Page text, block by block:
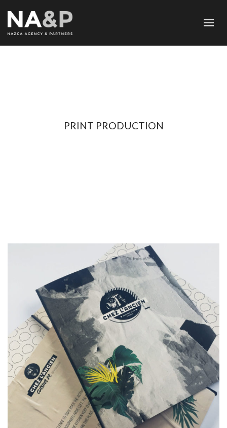
PRINT PRODUCTION